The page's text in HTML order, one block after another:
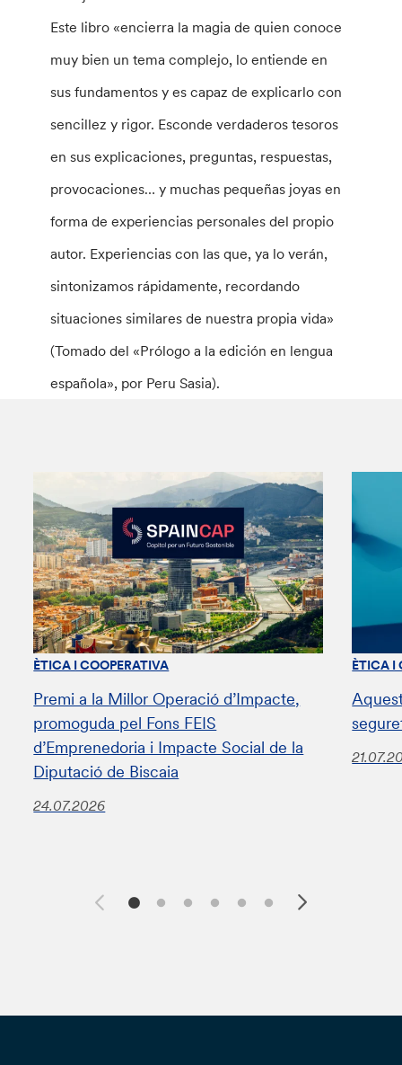
Este libro «encierra la magia de quien conoce
muy bien un tema complejo, lo entiende en
sus fundamentos y es capaz de explicarlo con
sencillez y rigor. Esconde verdaderos tesoros
en sus explicaciones, preguntas, respuestas,
provocaciones… y muchas pequeñas joyas en
forma de experiencias personales del propio
autor. Experiencias con las que, ya lo verán,
sintonizamos rápidamente, recordando
situaciones similares de nuestra propia vida»
(Tomado del «Prólogo a la edición en lengua
española», por Peru Sasia).
ÈTICA I COOPERATIVA
Premi a la Millor Operació d’Impacte,
promoguda pel Fons FEIS
d’Emprenedoria i Impacte Social de la
Diputació de Biscaia
24.07.2026
ÈTICA I